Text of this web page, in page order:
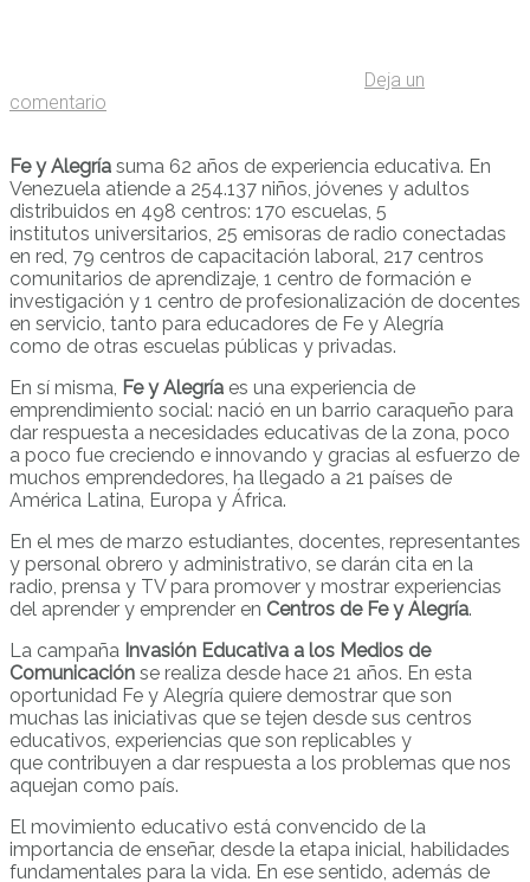
Deja un
comentario
Fe y Alegría suma 62 años de experiencia educativa. En
Venezuela atiende a 254.137 niños, jóvenes y adultos
distribuidos en 498 centros: 170 escuelas, 5
institutos universitarios, 25 emisoras de radio conectadas
en red, 79 centros de capacitación laboral, 217 centros
comunitarios de aprendizaje, 1 centro de formación e
investigación y 1 centro de profesionalización de docentes
en servicio, tanto para educadores de Fe y Alegría
como de otras escuelas públicas y privadas.
En sí misma, Fe y Alegría es una experiencia de
emprendimiento social: nació en un barrio caraqueño para
dar respuesta a necesidades educativas de la zona, poco
a poco fue creciendo e innovando y gracias al esfuerzo de
muchos emprendedores, ha llegado a 21 países de
América Latina, Europa y África.
En el mes de marzo estudiantes, docentes, representantes
y personal obrero y administrativo, se darán cita en la
radio, prensa y TV para promover y mostrar experiencias
del aprender y emprender en Centros de Fe y Alegría.
La campaña Invasión Educativa a los Medios de
Comunicación se realiza desde hace 21 años. En esta
oportunidad Fe y Alegría quiere demostrar que son
muchas las iniciativas que se tejen desde sus centros
educativos, experiencias que son replicables y
que contribuyen a dar respuesta a los problemas que nos
aquejan como país.
El movimiento educativo está convencido de la
importancia de enseñar, desde la etapa inicial, habilidades
fundamentales para la vida. En ese sentido, además de